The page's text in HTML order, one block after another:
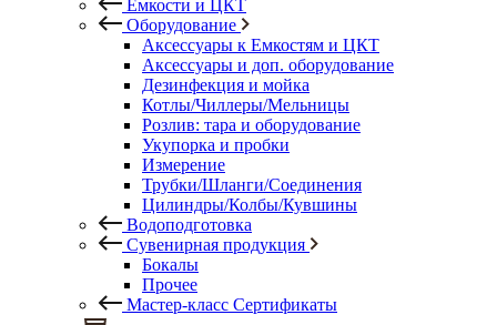
Емкости и ЦКТ
Оборудование
Аксессуары к Емкостям и ЦКТ
Аксессуары и доп. оборудование
Дезинфекция и мойка
Котлы/Чиллеры/Мельницы
Розлив: тара и оборудование
Укупорка и пробки
Измерение
Трубки/Шланги/Соединения
Цилиндры/Колбы/Кувшины
Водоподготовка
Сувенирная продукция
Бокалы
Прочее
Мастер-класс Сертификаты